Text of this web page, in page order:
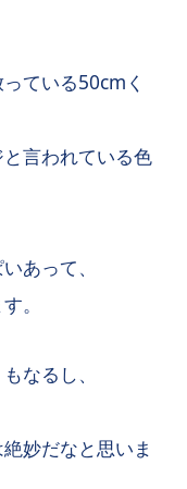
ている50cmく
言われている色
あって、
。
なるし、
妙だなと思いま